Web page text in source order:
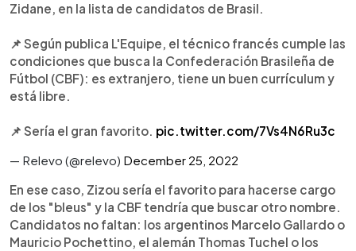
Zidane, en la lista de candidatos de Brasil.
📌 Según publica L'Equipe, el técnico francés cumple las
condiciones que busca la Confederación Brasileña de
Fútbol (CBF): es extranjero, tiene un buen currículum y
está libre.
📌 Sería el gran favorito. pic.twitter.com/7Vs4N6Ru3c
— Relevo (@relevo) December 25, 2022
En ese caso, Zizou sería el favorito para hacerse cargo
de los "bleus" y la CBF tendría que buscar otro nombre.
Candidatos no faltan: los argentinos Marcelo Gallardo o
Mauricio Pochettino, el alemán Thomas Tuchel o los